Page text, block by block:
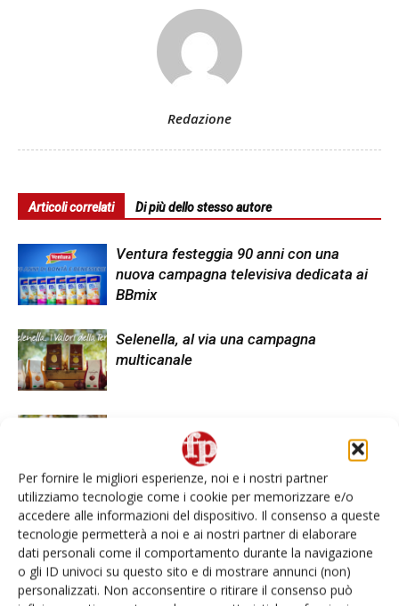
Per fornire le migliori esperienze, noi e i nostri partner
utilizziamo tecnologie come i cookie per memorizzare e/o
accedere alle informazioni del dispositivo. Il consenso a queste
tecnologie permetterà a noi e ai nostri partner di elaborare
dati personali come il comportamento durante la navigazione
o gli ID univoci su questo sito e di mostrare annunci (non)
personalizzati. Non acconsentire o ritirare il consenso può
Redazione
Articoli correlati Di più dello stesso autore
Ventura festeggia 90 anni con una
nuova campagna televisiva dedicata ai
BBmix
Selenella, al via una campagna
multicanale
fresche DimmidiSì
LASCIA UN COMMENTO